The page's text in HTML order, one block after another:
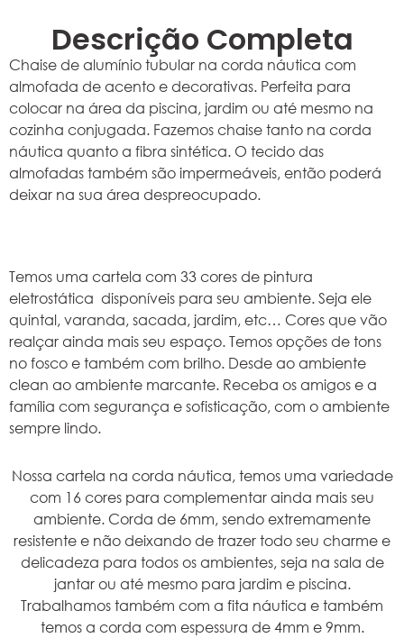
Descrição Completa
Chaise de alumínio tubular na corda náutica com
almofada de acento e decorativas. Perfeita para
colocar na área da piscina, jardim ou até mesmo na
cozinha conjugada. Fazemos chaise tanto na corda
náutica quanto a fibra sintética. O tecido das
almofadas também são impermeáveis, então poderá
deixar na sua área despreocupado.
Temos uma cartela com 33 cores de pintura
eletrostática disponíveis para seu ambiente. Seja ele
quintal, varanda, sacada, jardim, etc… Cores que vão
realçar ainda mais seu espaço. Temos opções de tons
no fosco e também com brilho. Desde ao ambiente
clean ao ambiente marcante. Receba os amigos e a
família com segurança e sofisticação, com o ambiente
sempre lindo.
Nossa cartela na corda náutica, temos uma variedade
com 16 cores para complementar ainda mais seu
ambiente. Corda de 6mm, sendo extremamente
resistente e não deixando de trazer todo seu charme e
delicadeza para todos os ambientes, seja na sala de
jantar ou até mesmo para jardim e piscina.
Trabalhamos também com a fita náutica e também
temos a corda com espessura de 4mm e 9mm.